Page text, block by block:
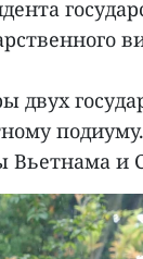
двух
Вьетнама и